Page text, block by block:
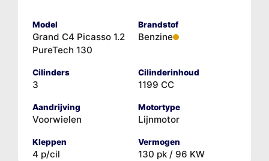
Model
Grand C4 Picasso 1.2
PureTech 130
Brandstof
Benzine
Cilinders
3
Cilinderinhoud
1199 CC
Aandrijving
Voorwielen
Motortype
Lijnmotor
Kleppen
4 p/cil
Vermogen
130 pk / 96 KW